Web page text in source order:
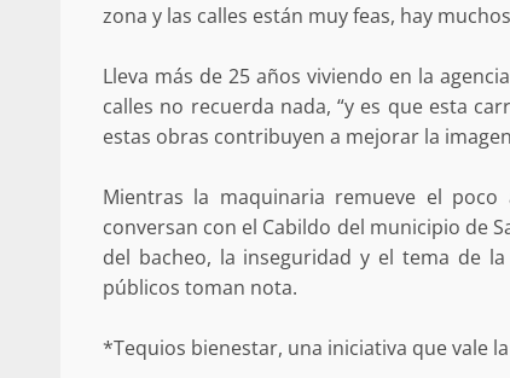
zona y las calles están muy feas, hay
Lleva más de 25 años viviendo en la
calles no recuerda nada, “y es que esta
estas obras contribuyen a mejorar la
Mientras la maquinaria remueve el
conversan con el Cabildo del municipio de
del bacheo, la inseguridad y el tema de
públicos toman nota.
*Tequios bienestar, una iniciativa que vale
Despliega
operativos aéreos
para reforzar
búsqueda de
admin 17 septiembre 2025